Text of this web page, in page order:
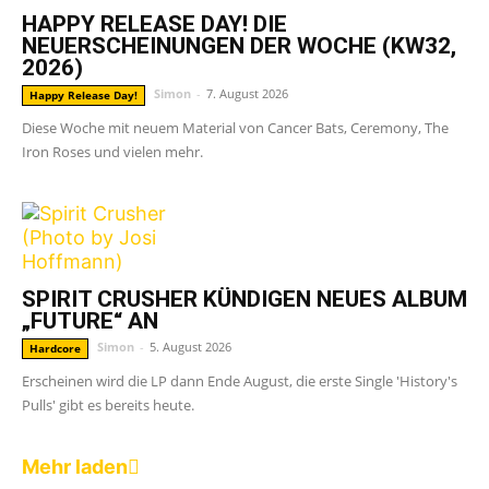
HAPPY RELEASE DAY! DIE
NEUERSCHEINUNGEN DER WOCHE (KW32,
2026)
Happy Release Day! Simon - 7. August 2026
Diese Woche mit neuem Material von Cancer Bats, Ceremony, The
Iron Roses und vielen mehr.
SPIRIT CRUSHER KÜNDIGEN NEUES ALBUM
„FUTURE“ AN
Hardcore Simon - 5. August 2026
Erscheinen wird die LP dann Ende August, die erste Single 'History's
Pulls' gibt es bereits heute.
Mehr laden